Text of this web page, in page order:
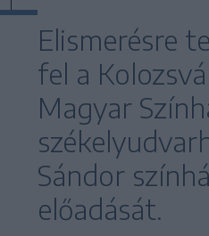
Elismerésre
fel a
Magyar
Sándor
előadását.